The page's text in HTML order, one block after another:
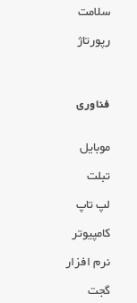
سلامت
رپورتاژ
فناوری
موبایل
تبلت
لپ تاپ
کامپیوتر
نرم افزار
گجت